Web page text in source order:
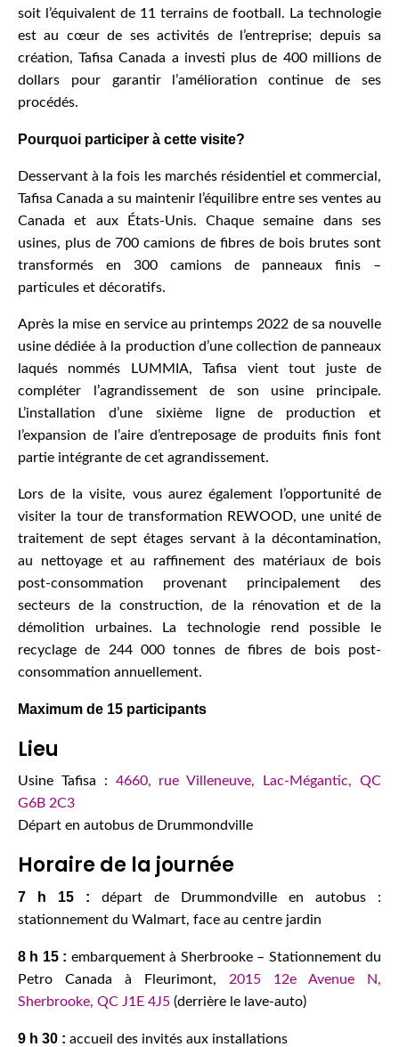
soit l’équivalent de 11 terrains de football. La technologie
est au cœur de ses activités de l’entreprise; depuis sa
création, Tafisa Canada a investi plus de 400 millions de
dollars pour garantir l’amélioration continue de ses
procédés.
Pourquoi participer à cette visite?
Desservant à la fois les marchés résidentiel et commercial,
Tafisa Canada a su maintenir l’équilibre entre ses ventes au
Canada et aux États-Unis. Chaque semaine dans ses
usines, plus de 700 camions de fibres de bois brutes sont
transformés en 300 camions de panneaux finis –
particules et décoratifs.
Après la mise en service au printemps 2022 de sa nouvelle
usine dédiée à la production d’une collection de panneaux
laqués nommés LUMMIA, Tafisa vient tout juste de
compléter l’agrandissement de son usine principale.
L’installation d’une sixième ligne de production et
l’expansion de l’aire d’entreposage de produits finis font
partie intégrante de cet agrandissement.
Lors de la visite, vous aurez également l’opportunité de
visiter la tour de transformation REWOOD, une unité de
traitement de sept étages servant à la décontamination,
au nettoyage et au raffinement des matériaux de bois
post-consommation provenant principalement des
secteurs de la construction, de la rénovation et de la
démolition urbaines. La technologie rend possible le
recyclage de 244 000 tonnes de fibres de bois post-
consommation annuellement.
Maximum de 15 participants
Lieu
Usine Tafisa : 4660, rue Villeneuve, Lac-Mégantic, QC
G6B 2C3
Départ en autobus de Drummondville
Horaire de la journée
7 h 15 : départ de Drummondville en autobus :
stationnement du Walmart, face au centre jardin
8 h 15 : embarquement à Sherbrooke – Stationnement du
Petro Canada à Fleurimont, 2015 12e Avenue N,
Sherbrooke, QC J1E 4J5 (derrière le lave-auto)
9 h 30 : accueil des invités aux installations